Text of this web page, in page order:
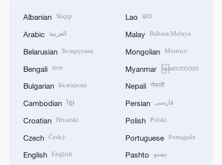
Albanian Shqip
Arabic العربية
Belarusian Беларуская
Bengali বাংলা
Bulgarian Български
Cambodian ខ្មែរ
Croatian Hrvatski
Czech Český
English English
Lao ລາວ
Malay Bahasa Melayu
Mongolian Монгол
Myanmar မြန်မာဘာသာ
Nepali नेपाली
Persian فارسی
Polish Polski
Portuguese Português
Pashto پښتو